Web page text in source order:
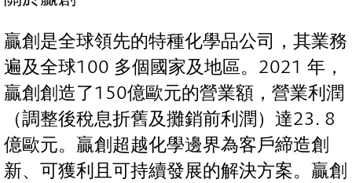
贏創是全球領先的特種化學品公司，其業務
遍及全球100 多個國家及地區。2021 年，
贏創創造了150億歐元的營業額，營業利潤
（調整後稅息折舊及攤銷前利潤）達23. 8
億歐元。贏創超越化學邊界為客戶締造創
新、可獲利且可持續發展的解決方案。贏創